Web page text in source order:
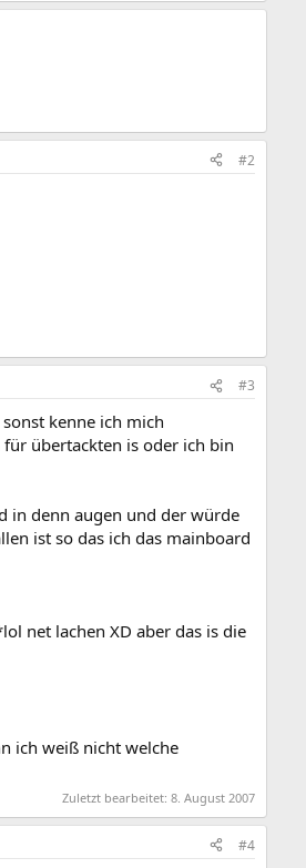
#2
#3
kenne ich mich
übertackten is oder ich bin
in denn augen und der würde
ist so das ich das mainboard
net lachen XD aber das is die
ich weiß nicht welche
Zuletzt bearbeitet: 8. August 2007
#4